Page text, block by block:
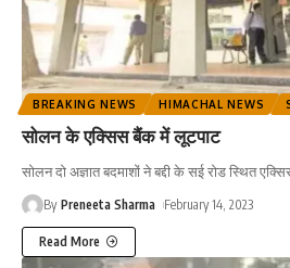
BREAKING NEWS HIMACHAL NEWS
सोलन के एक्सिस बैंक में लूटपाट
सोलन दो अज्ञात बदमाशों ने बद्दी के सई रोड स्थित
By Preneeta Sharma February 14, 2023
Read More